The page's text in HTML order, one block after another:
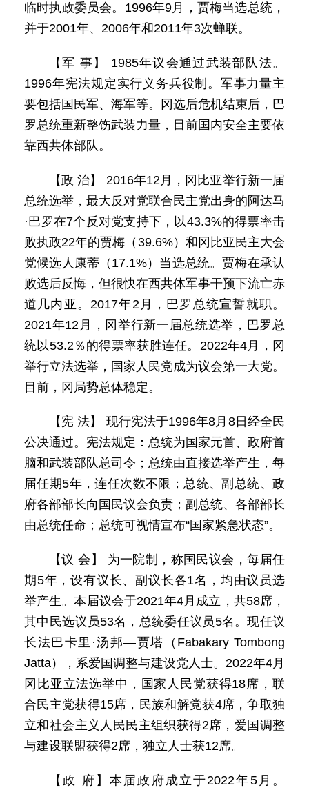
临时执政委员会。1996年9月，贾梅当选总统，
并于2001年、2006年和2011年3次蝉联。
【军 事】 1985年议会通过武装部队法。
1996年宪法规定实行义务兵役制。军事力量主
要包括国民军、海军等。冈选后危机结束后，巴
罗总统重新整饬武装力量，目前国内安全主要依
靠西共体部队。
【政 治】 2016年12月，冈比亚举行新一届
总统选举，最大反对党联合民主党出身的阿达马
·巴罗在7个反对党支持下，以43.3%的得票率击
败执政22年的贾梅（39.6%）和冈比亚民主大会
党候选人康蒂（17.1%）当选总统。贾梅在承认
败选后反悔，但很快在西共体军事干预下流亡赤
道几内亚。2017年2月，巴罗总统宣誓就职。
2021年12月，冈举行新一届总统选举，巴罗总
统以53.2％的得票率获胜连任。2022年4月，冈
举行立法选举，国家人民党成为议会第一大党。
目前，冈局势总体稳定。
【宪 法】 现行宪法于1996年8月8日经全民
公决通过。宪法规定：总统为国家元首、政府首
脑和武装部队总司令；总统由直接选举产生，每
届任期5年，连任次数不限；总统、副总统、政
府各部部长向国民议会负责；副总统、各部部长
由总统任命；总统可视情宣布“国家紧急状态”。
【议 会】 为一院制，称国民议会，每届任
期5年，设有议长、副议长各1名，均由议员选
举产生。本届议会于2021年4月成立，共58席，
其中民选议员53名，总统委任议员5名。现任议
长法巴卡里·汤邦—贾塔（Fabakary Tombong
Jatta），系爱国调整与建设党人士。2022年4月
冈比亚立法选举中，国家人民党获得18席，联
合民主党获得15席，民族和解党获4席，争取独
立和社会主义人民民主组织获得2席，爱国调整
与建设联盟获得2席，独立人士获12席。
【政 府】本届政府成立于2022年5月。